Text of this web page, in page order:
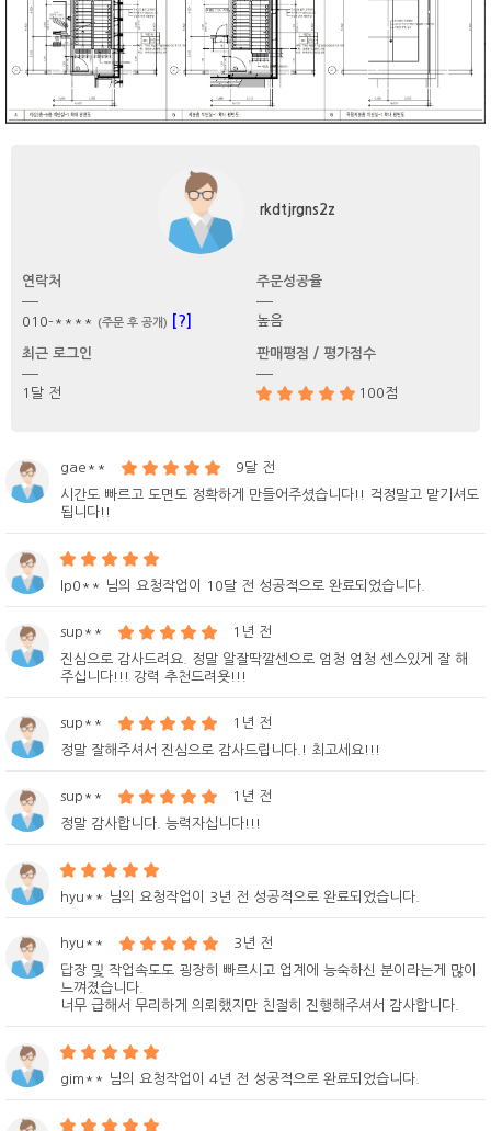
rkdtjrgns2z
연락처
010-**** (주문 후 공개) [?]
주문성공율
높음
최근 로그인
1달 전
판매평점 / 평가점수
100점
gae**
9달 전
시간도 빠르고 도면도 정확하게 만들어주셨습니다!! 걱정말고 맡기셔도
됩니다!!
lp0** 님의 요청작업이 10달 전 성공적으로 완료되었습니다.
sup**
1년 전
진심으로 감사드려요. 정말 알잘딱깔센으로 엄청 엄청 센스있게 잘 해
주십니다!!! 강력 추천드려욧!!!
sup**
1년 전
정말 잘해주셔서 진심으로 감사드립니다.! 최고세요!!!
sup**
1년 전
정말 감사합니다. 능력자십니다!!!
hyu** 님의 요청작업이 3년 전 성공적으로 완료되었습니다.
hyu**
3년 전
답장 및 작업속도도 굉장히 빠르시고 업계에 능숙하신 분이라는게 많이
느껴졌습니다.
너무 급해서 무리하게 의뢰했지만 친절히 진행해주셔서 감사합니다.
gim** 님의 요청작업이 4년 전 성공적으로 완료되었습니다.